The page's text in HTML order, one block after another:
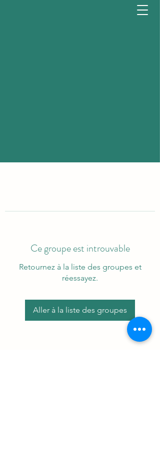
Ce groupe est introuvable
Retournez à la liste des groupes et
réessayez.
Aller à la liste des groupes